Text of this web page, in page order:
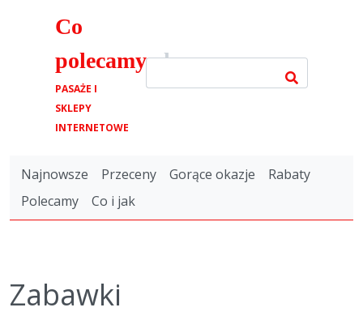
Co
polecamy.pl
PASAŻE I
SKLEPY
INTERNETOWE
Najnowsze Przeceny Gorące okazje
Rabaty
Polecamy
Co i jak
Zabawki